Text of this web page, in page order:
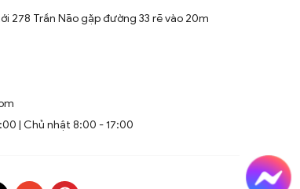
278 Trần Não gặp đường 33 rẽ vào 20m
| Chủ nhật 8:00 - 17:00